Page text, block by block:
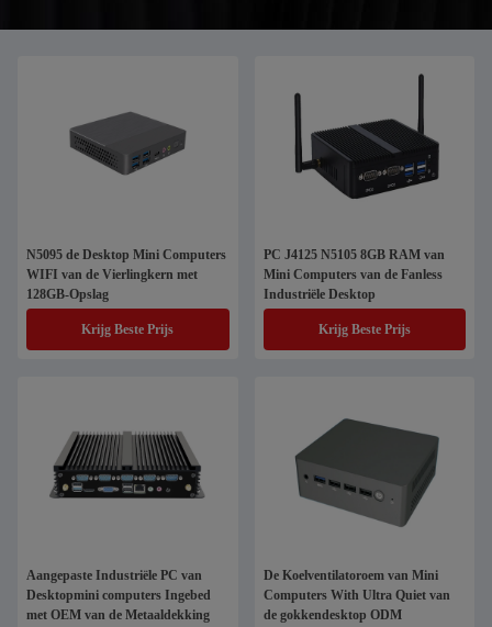
N5095 de Desktop Mini Computers
WIFI van de Vierlingkern met
128GB-Opslag
Krijg Beste Prijs
PC J4125 N5105 8GB RAM van
Mini Computers van de Fanless
Industriële Desktop
Krijg Beste Prijs
Aangepaste Industriële PC van
Desktopmini computers Ingebed
met OEM van de Metaaldekking
De Koelventilatoroem van Mini
Computers With Ultra Quiet van
de gokkendesktop ODM